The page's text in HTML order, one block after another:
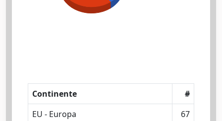
Continente
#
EU - Europa
67